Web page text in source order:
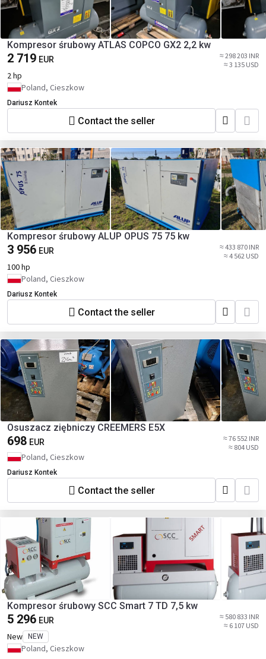
Kompresor śrubowy ATLAS COPCO GX2 2,2 kw
2 719 EUR
≈ 298 203 INR
≈ 3 135 USD
2 hp
Poland, Cieszkow
Dariusz Kontek
Contact the seller
Kompresor śrubowy ALUP OPUS 75 75 kw
3 956 EUR
≈ 433 870 INR
≈ 4 562 USD
100 hp
Poland, Cieszkow
Dariusz Kontek
Contact the seller
Osuszacz ziębniczy CREEMERS E5X
698 EUR
≈ 76 552 INR
≈ 804 USD
Poland, Cieszkow
Dariusz Kontek
Contact the seller
Kompresor śrubowy SCC Smart 7 TD 7,5 kw
5 296 EUR
≈ 580 833 INR
≈ 6 107 USD
New NEW
Poland, Cieszkow